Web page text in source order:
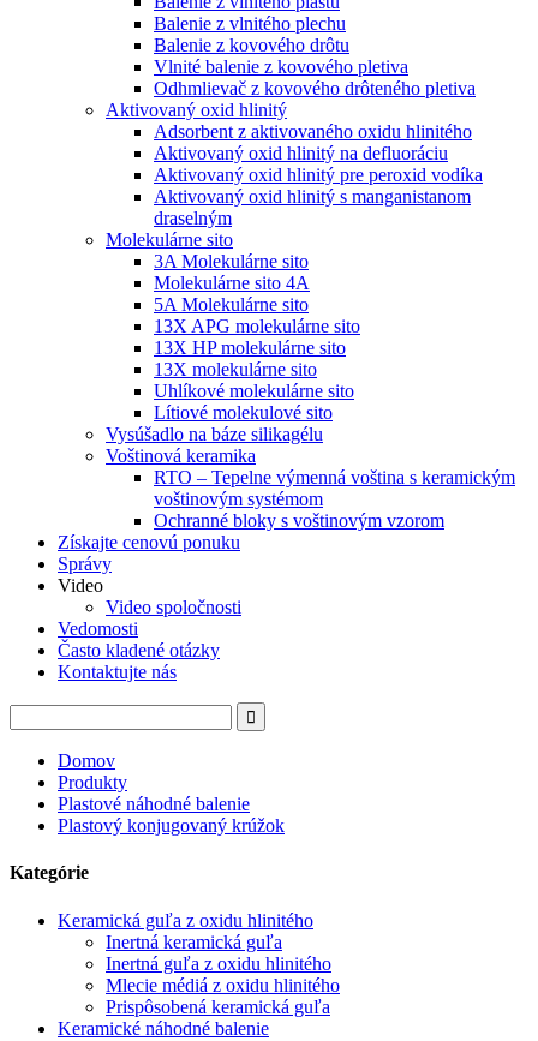
Balenie z vlnitého plechu
Balenie z kovového drôtu
Vlnité balenie z kovového pletiva
Odhmlievač z kovového drôteného pletiva
Aktivovaný oxid hlinitý
Adsorbent z aktivovaného oxidu hlinitého
Aktivovaný oxid hlinitý na defluoráciu
Aktivovaný oxid hlinitý pre peroxid vodíka
Aktivovaný oxid hlinitý s manganistanom
draselným
Molekulárne sito
3A Molekulárne sito
Molekulárne sito 4A
5A Molekulárne sito
13X APG molekulárne sito
13X HP molekulárne sito
13X molekulárne sito
Uhlíkové molekulárne sito
Lítiové molekulové sito
Vysúšadlo na báze silikagélu
Voštinová keramika
RTO – Tepelne výmenná voština s keramickým
voštinovým systémom
Ochranné bloky s voštinovým vzorom
Získajte cenovú ponuku
Správy
Video
Video spoločnosti
Vedomosti
Často kladené otázky
Kontaktujte nás
Domov
Produkty
Plastové náhodné balenie
Plastový konjugovaný krúžok
Kategórie
Keramická guľa z oxidu hlinitého
Inertná keramická guľa
Inertná guľa z oxidu hlinitého
Mlecie médiá z oxidu hlinitého
Prispôsobená keramická guľa
Keramické náhodné balenie